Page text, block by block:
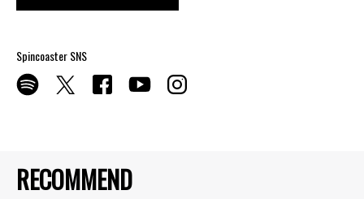
RECOMMEND
Spincoaster SNS